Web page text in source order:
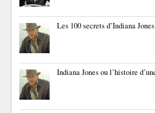
Les 100 secrets d’Indiana
Indiana Jones ou l’histoire